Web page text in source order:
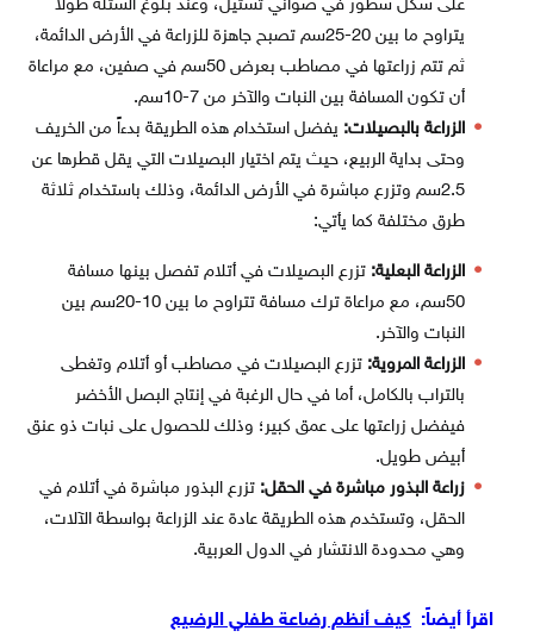
على شكل سطور في صواني تشتيل، وعند بلوغ الشتلة طولاً
يتراوح ما بين 20-25سم تصبح جاهزة للزراعة في الأرض الدائمة،
ثم تتم زراعتها في مصاطب بعرض 50سم في صفين، مع مراعاة
أن تكون المسافة بين النبات والآخر من 7-10سم.
الزراعة بالبصيلات: يفضل استخدام هذه الطريقة بدءاً من الخريف
وحتى بداية الربيع، حيث يتم اختيار البصيلات التي يقل قطرها عن
2.5سم وتزرع مباشرة في الأرض الدائمة، وذلك باستخدام ثلاثة
طرق مختلفة كما يأتي:
الزراعة البعلية: تزرع البصيلات في أتلام تفصل بينها مسافة
50سم، مع مراعاة ترك مسافة تتراوح ما بين 10-20سم بين
النبات والآخر.
الزراعة المروية: تزرع البصيلات في مصاطب أو أتلام وتغطى
بالتراب بالكامل، أما في حال الرغبة في إنتاج البصل الأخضر
فيفضل زراعتها على عمق كبير؛ وذلك للحصول على نبات ذو عنق
أبيض طويل.
زراعة البذور مباشرة في الحقل: تزرع البذور مباشرة في أتلام في
الحقل، وتستخدم هذه الطريقة عادة عند الزراعة بواسطة الآلات،
وهي محدودة الانتشار في الدول العربية.
اقرأ أيضاً: كيف أنظم رضاعة طفلي الرضيع